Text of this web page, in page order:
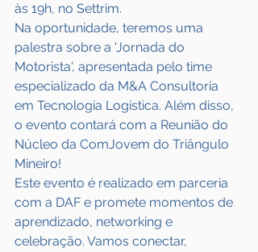
às 19h, no Settrim.
Na oportunidade, teremos uma
palestra sobre a 'Jornada do
Motorista', apresentada pelo time
especializado da M&A Consultoria
em Tecnologia Logística. Além disso,
o evento contará com a Reunião do
Núcleo da ComJovem do Triângulo
Mineiro!
Este evento é realizado em parceria
com a DAF e promete momentos de
aprendizado, networking e
celebração. Vamos conectar,